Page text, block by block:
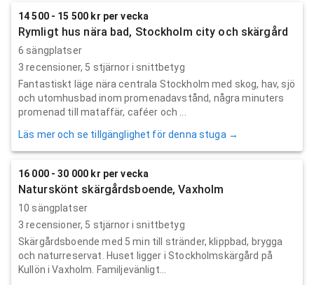
14 500 - 15 500 kr per vecka
Rymligt hus nära bad, Stockholm city och skärgård
6 sängplatser
3 recensioner, 5 stjärnor i snittbetyg
Fantastiskt läge nära centrala Stockholm med skog, hav, sjö
och utomhusbad inom promenadavstånd, några minuters
promenad till mataffär, caféer och ...
Läs mer och se tillgänglighet för denna stuga →
16 000 - 30 000 kr per vecka
Naturskönt skärgårdsboende, Vaxholm
10 sängplatser
3 recensioner, 5 stjärnor i snittbetyg
Skärgårdsboende med 5 min till stränder, klippbad, brygga
och naturreservat. Huset ligger i Stockholmskärgård på
Kullön i Vaxholm. Familjevänligt...